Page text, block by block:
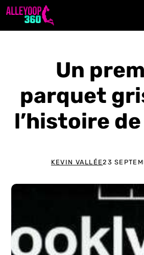
Aller
Un
parquet
l’histoire
KEVIN VALLÉE23